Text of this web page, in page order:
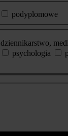
podyplomowe
dziennikarstwo,
psychologia